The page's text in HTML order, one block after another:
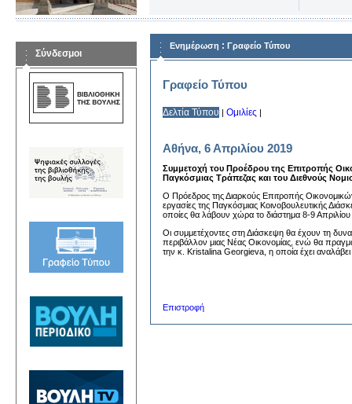
Σύνδεσμοι
Ενημέρωση : Γραφείο Τύπου
Γραφείο Τύπου
Δελτία Τύπου | Ομιλίες |
Αθήνα, 6 Απριλίου 2019
Συμμετοχή του Προέδρου της Επιτροπής
Παγκόσμιας Τράπεζας και του Διεθνούς
Ο Πρόεδρος της Διαρκούς Επιτροπής
εργασίες της Παγκόσμιας Κοινοβουλευτικής
οποίες θα λάβουν χώρα το διάστημα 8-9
Οι συμμετέχοντες στη Διάσκεψη θα έχουν τη
περιβάλλον μιας Νέας Οικονομίας, ενώ θα
την κ. Kristalina Georgieva, η οποία έχει
Επιστροφή